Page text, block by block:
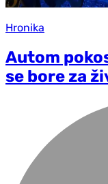
Hronika
Autom
se bore za